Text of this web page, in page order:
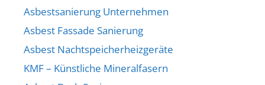
Asbestsanierung Unternehmen
Asbest Fassade Sanierung
Asbest Nachtspeicherheizgeräte
KMF – Künstliche Mineralfasern